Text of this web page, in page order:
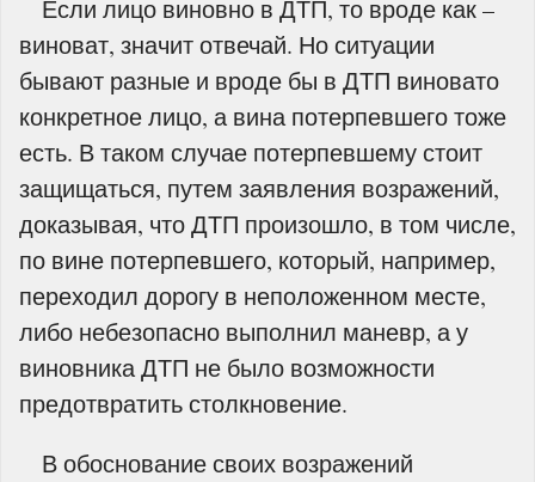
Если лицо виновно в ДТП, то вроде как –
виноват, значит отвечай. Но ситуации
бывают разные и вроде бы в ДТП виновато
конкретное лицо, а вина потерпевшего тоже
есть. В таком случае потерпевшему стоит
защищаться, путем заявления возражений,
доказывая, что ДТП произошло, в том числе,
по вине потерпевшего, который, например,
переходил дорогу в неположенном месте,
либо небезопасно выполнил маневр, а у
виновника ДТП не было возможности
предотвратить столкновение.
В обоснование своих возражений